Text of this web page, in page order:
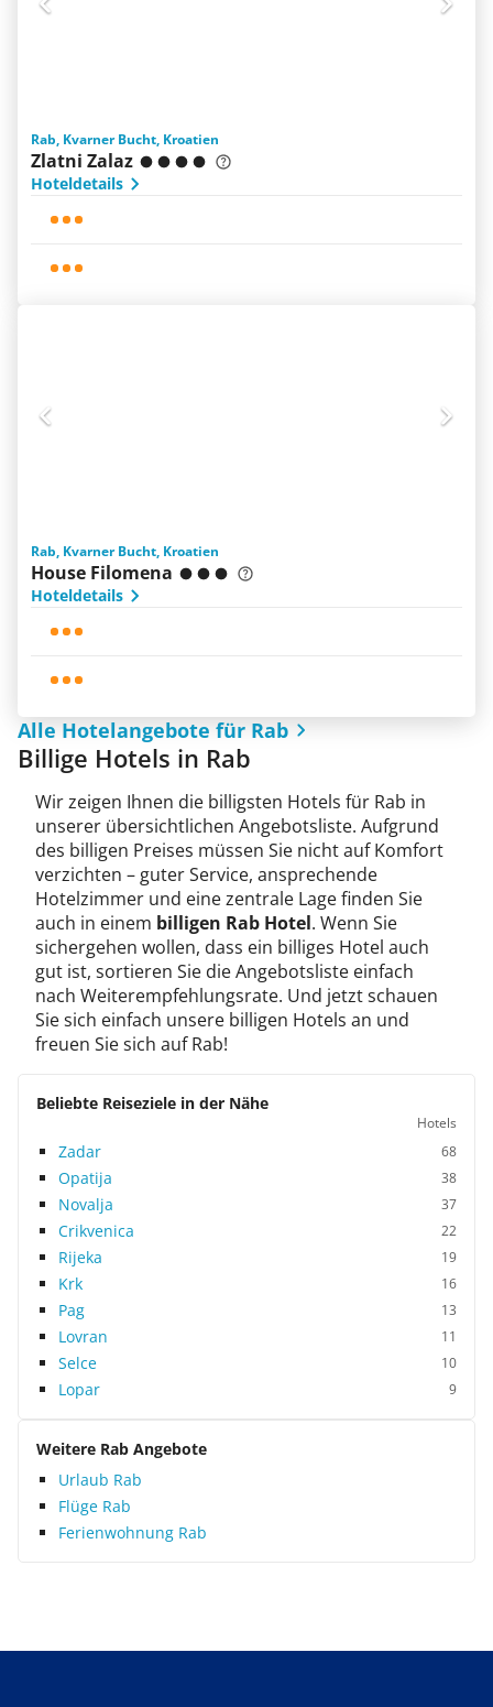
Rab, Kvarner Bucht, Kroatien
Zlatni Zalaz
Hoteldetails
Rab, Kvarner Bucht, Kroatien
House Filomena
Hoteldetails
Alle Hotelangebote für Rab
Billige Hotels in Rab
Wir zeigen Ihnen die billigsten Hotels für Rab in
unserer übersichtlichen Angebotsliste. Aufgrund
des billigen Preises müssen Sie nicht auf Komfort
verzichten – guter Service, ansprechende
Hotelzimmer und eine zentrale Lage finden Sie
auch in einem billigen Rab Hotel. Wenn Sie
sichergehen wollen, dass ein billiges Hotel auch
gut ist, sortieren Sie die Angebotsliste einfach
nach Weiterempfehlungsrate. Und jetzt schauen
Sie sich einfach unsere billigen Hotels an und
freuen Sie sich auf Rab!
Beliebte Reiseziele in der Nähe
Hotels
Zadar 68
Opatija 38
Novalja 37
Crikvenica 22
Rijeka 19
Krk 16
Pag 13
Lovran 11
Selce 10
Lopar 9
Weitere Rab Angebote
Urlaub Rab
Flüge Rab
Ferienwohnung Rab